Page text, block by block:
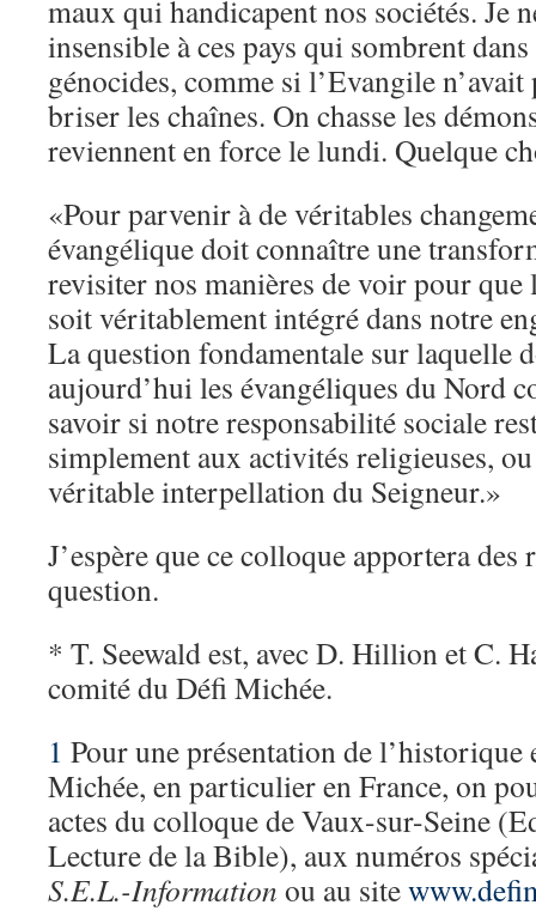
maux qui handicapent nos sociétés. Je
insensible à ces pays qui sombrent
génocides, comme si l’Evangile
briser les chaînes. On chasse les
reviennent en force le lundi. Quelque
«Pour parvenir à de véritables
évangélique doit connaître une
revisiter nos manières de voir pour que
soit véritablement intégré dans notre
La question fondamentale sur laquelle
aujourd’hui les évangéliques du Nord
savoir si notre responsabilité sociale
simplement aux activités religieuses,
véritable interpellation du Seigneur.»
J’espère que ce colloque apportera des
question.
* T. Seewald est, avec D. Hillion et C.
comité du Défi Michée.
1 Pour une présentation de l’historique
Michée, en particulier en France, on
actes du colloque de Vaux-sur-Seine
Lecture de la Bible), aux numéros
S.E.L.-Information ou au site